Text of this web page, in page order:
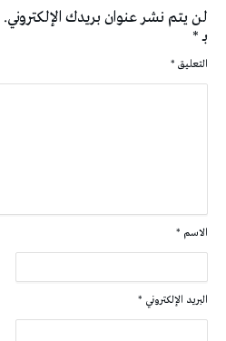
لن يتم نشر عنوان بريدك الإلكتروني.
بـ*
التعليق *
الاسم *
البريد الإلكتروني *